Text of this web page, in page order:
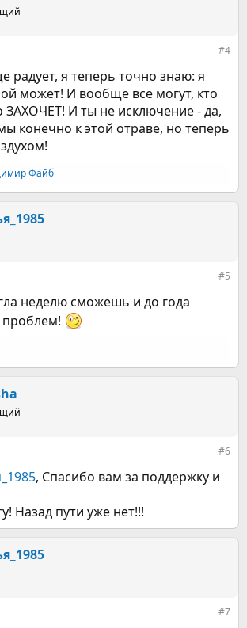
#4
радует, я теперь точно знаю: я
может! И вообще все могут, кто
ЗАХОЧЕТ! И ты не исключение - да,
конечно к этой отраве, но теперь
Файб
#5
неделю сможешь и до года
проблем!
#6
, Спасибо вам за поддержку и
Назад пути уже нет!!!
#7